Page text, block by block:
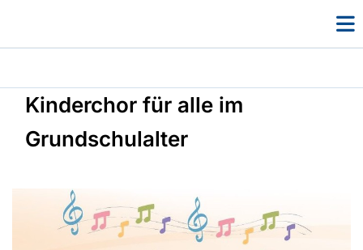
Kinderchor für alle im
Grundschulalter